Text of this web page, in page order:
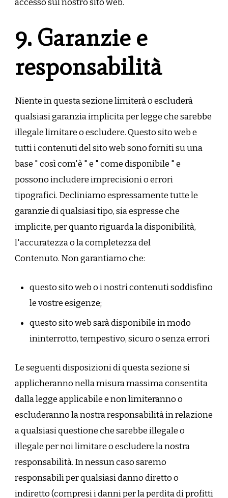
accesso sul nostro sito web.
9. Garanzie e
responsabilità
Niente in questa sezione limiterà o escluderà
qualsiasi garanzia implicita per legge che sarebbe
illegale limitare o escludere. Questo sito web e
tutti i contenuti del sito web sono forniti su una
base " così com'è " e " come disponibile " e
possono includere imprecisioni o errori
tipografici. Decliniamo espressamente tutte le
garanzie di qualsiasi tipo, sia espresse che
implicite, per quanto riguarda la disponibilità,
l'accuratezza o la completezza del
Contenuto. Non garantiamo che:
questo sito web o i nostri contenuti soddisfino
le vostre esigenze;
questo sito web sarà disponibile in modo
ininterrotto, tempestivo, sicuro o senza errori
Le seguenti disposizioni di questa sezione si
applicheranno nella misura massima consentita
dalla legge applicabile e non limiteranno o
escluderanno la nostra responsabilità in relazione
a qualsiasi questione che sarebbe illegale o
illegale per noi limitare o escludere la nostra
responsabilità. In nessun caso saremo
responsabili per qualsiasi danno diretto o
indiretto (compresi i danni per la perdita di profitti